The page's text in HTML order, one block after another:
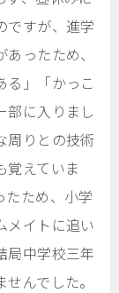
ですが、進学
ったため、
る」「かっこ
部に入りまし
周りとの技術
覚えていま
たため、小学
メイトに追い
局中学校三年
んでした。